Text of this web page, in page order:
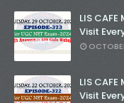
LIS
Visit
LIS
Visit